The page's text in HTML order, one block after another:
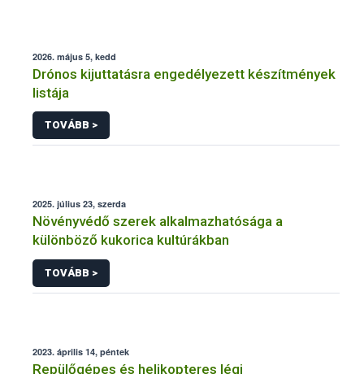
2026. május 5, kedd
Drónos kijuttatásra engedélyezett készítmények
listája
TOVÁBB >
2025. július 23, szerda
Növényvédő szerek alkalmazhatósága a
különböző kukorica kultúrákban
TOVÁBB >
2023. április 14, péntek
Repülőgépes és helikopteres légi